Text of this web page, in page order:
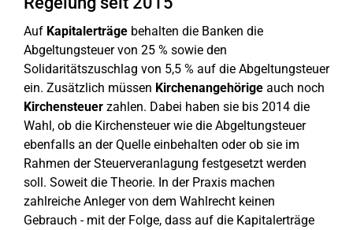
Auf Kapitalerträge behalten die Banken die
Abgeltungsteuer von 25 % sowie den
Solidaritätszuschlag von 5,5 % auf die Abgeltungsteuer
ein. Zusätzlich müssen Kirchenangehörige auch noch
Kirchensteuer zahlen. Dabei haben sie bis 2014 die
Wahl, ob die Kirchensteuer wie die Abgeltungsteuer
ebenfalls an der Quelle einbehalten oder ob sie im
Rahmen der Steuerveranlagung festgesetzt werden
soll. Soweit die Theorie. In der Praxis machen
zahlreiche Anleger von dem Wahlrecht keinen
Gebrauch - mit der Folge, dass auf die Kapitalerträge